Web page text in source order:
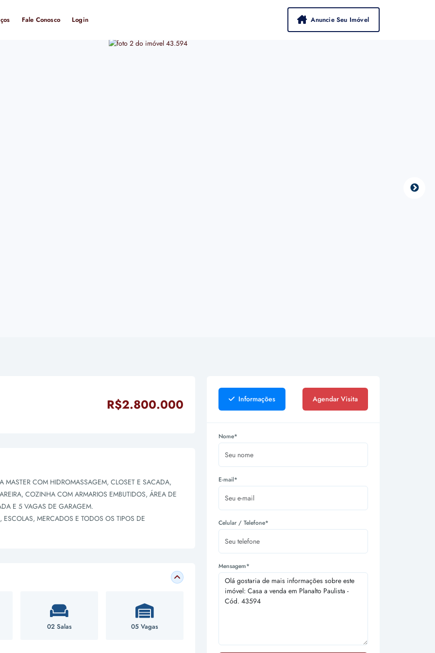
Fale Conosco Login Anuncie Seu Imóvel
R$2.800.000
COM HIDROMASSAGEM, CLOSET E SACADA,
COZINHA COM ARMARIOS EMBUTIDOS, ÁREA DE
E 5 VAGAS DE GARAGEM.
MERCADOS E TODOS OS TIPOS DE
02 Salas 05 Vagas
Informações Agendar Visita
Nome*
E-mail*
Celular / Telefone*
Mensagem*